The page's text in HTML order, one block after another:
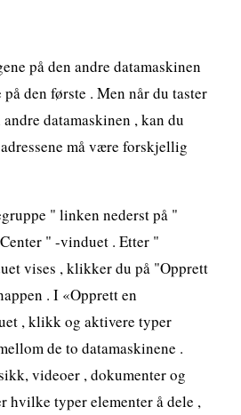
på den andre datamaskinen
den første . Men når du taster
datamaskinen , kan du
må være forskjellig
" linken nederst på "
" -vinduet . Etter "
vises , klikker du på "Opprett
. I «Opprett en
, klikk og aktivere typer
de to datamaskinene .
videoer , dokumenter og
hvilke typer elementer å dele ,